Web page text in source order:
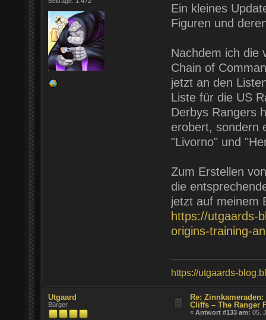
Ein kleines
Figuren und
Nachdem ich die
Chain of
jetzt an den
Liste für die US
Derbys Rangers
erobert, sondern
"Livorno" und
Zum Erstellen
die
jetzt auf meinem
https://utgaards-
origins-training-
https://utgaards-
Utgaard
Bürger
Re:
Cliffs – The Ranger
«Antwort #133 am: 05.